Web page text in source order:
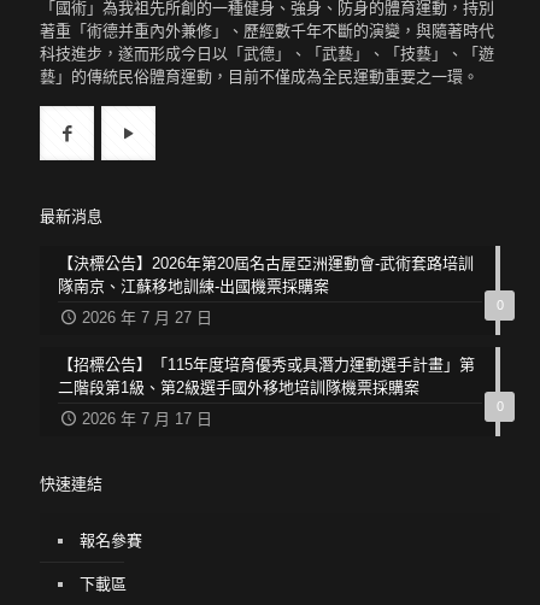
「國術」為我祖先所創的一種健身、強身、防身的體育運動，持別
著重「術德并重內外兼修」、歷經數千年不斷的演變，與隨著時代
科技進步，遂而形成今日以「武德」、「武藝」、「技藝」、「遊
藝」的傳統民俗體育運動，目前不僅成為全民運動重要之一環。
最新消息
0
【決標公告】2026年第20屆名古屋亞洲運動會-武術套路培訓
隊南京、江蘇移地訓練-出國機票採購案
2026 年 7 月 27 日
0
【招標公告】「115年度培育優秀或具潛力運動選手計畫」第
二階段第1級、第2級選手國外移地培訓隊機票採購案
2026 年 7 月 17 日
快速連結
報名參賽
下載區